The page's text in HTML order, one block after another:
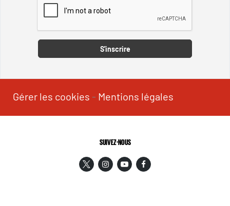
S'inscrire
Gérer les cookies - Mentions légales
SUIVEZ-NOUS